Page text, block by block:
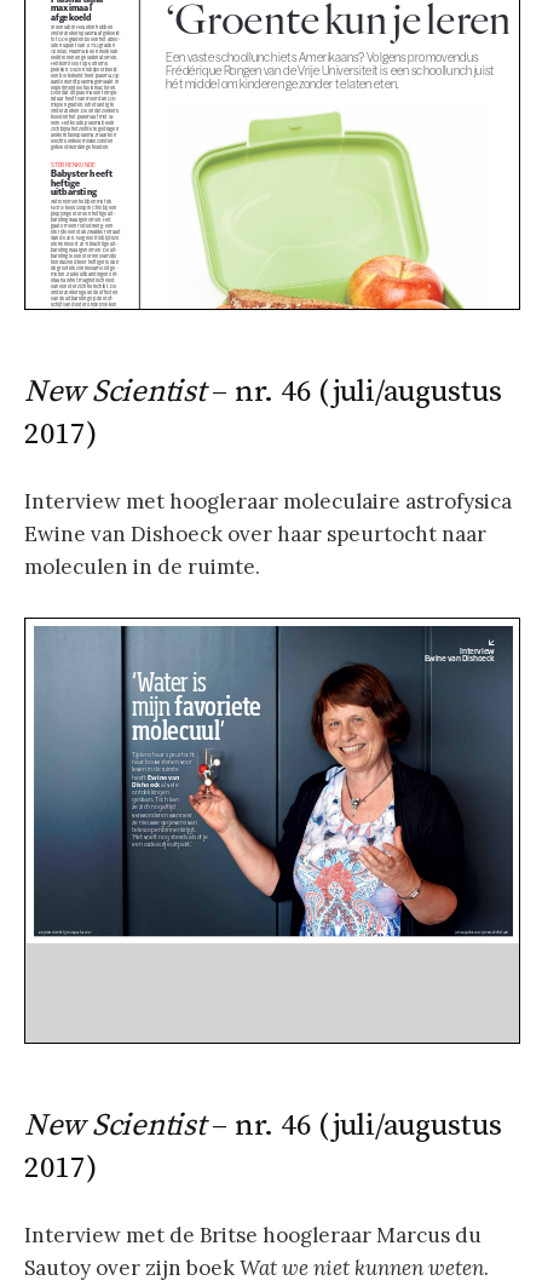
New Scientist– nr. 46 (juli/augustus
2017)
Interview met hoogleraar moleculaire astrofysica
Ewine van Dishoeck over haar speurtocht naar
moleculen in de ruimte.
New Scientist– nr. 46 (juli/augustus
2017)
Interview met de Britse hoogleraar Marcus du
Sautoy over zijn boekWat we niet kunnen weten.